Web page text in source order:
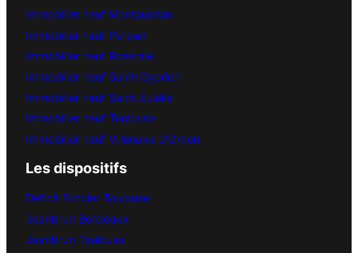
Immobilier neuf Montaudran
Immobilier neuf Purpan
Immobilier neuf Roseraie
Immobilier neuf Saint-Cyprien
Immobilier neuf Saint-Eulalie
Immobilier neuf Toulouse
Immobilier neuf Villenave d’Ornon
Les dispositifs
Déficit Foncier Toulouse
Jeanbrun Bordeaux
Jeanbrun Toulouse